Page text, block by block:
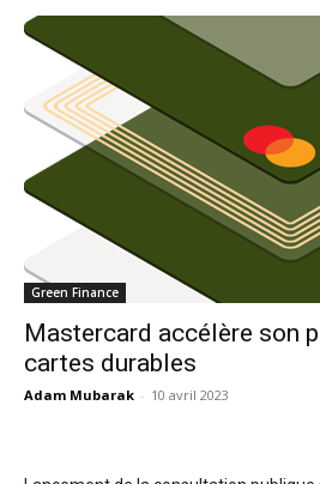
Green Finance
Mastercard accélère son
cartes durables
Adam Mubarak - 10 avril 2023